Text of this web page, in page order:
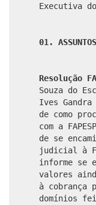
Executiva
01.
Resolução
Souza do
Ives
de como
com a
de se
judicial à
informe se
valores
à cobrança
domínios